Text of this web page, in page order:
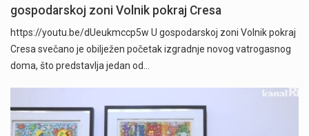
gospodarskoj zoni Volnik pokraj Cresa
https://youtu.be/dUeukmccp5w U gospodarskoj zoni Volnik pokraj
Cresa svečano je obilježen početak izgradnje novog vatrogasnog
doma, što predstavlja jedan od…